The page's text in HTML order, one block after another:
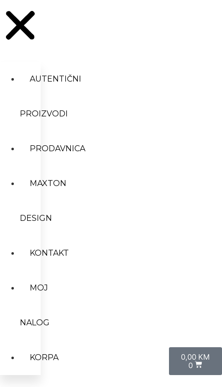
AUTENTIČNI
PROIZVODI
PRODAVNICA
MAXTON
DESIGN
KONTAKT
MOJ
NALOG
KORPA 0,00 KM
0